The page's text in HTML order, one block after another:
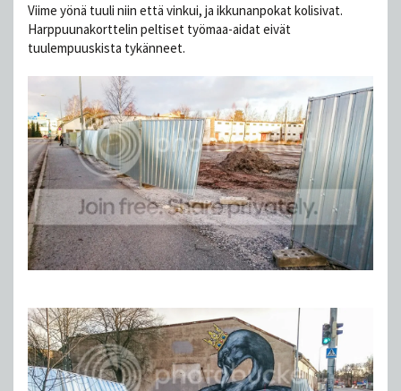
Viime yönä tuuli niin että vinkui, ja ikkunanpokat kolisivat.
Harppuunakorttelin peltiset työmaa-aidat eivät
tuulempuuskista tykänneet.